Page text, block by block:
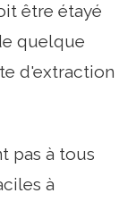
être étayé
quelque
d'extraction
pas à tous
à